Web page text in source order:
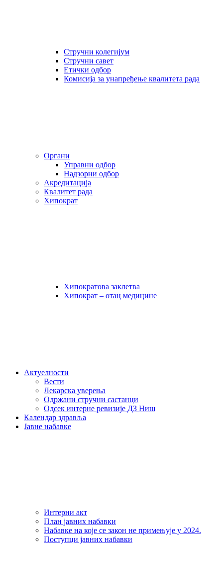
Стручни колегијум
Стручни савет
Етички одбор
Комисија за унапређење квалитета рада
Органи
Управни одбор
Надзорни одбор
Акредитација
Квалитет рада
Хипократ
Хипократова заклетва
Хипократ – отац медицине
Актуелности
Вести
Лекарска уверења
Одржани стручни састанци
Одсек интерне ревизије ДЗ Ниш
Календар здравља
Јавне набавке
Интерни акт
План јавних набавки
Набавке на које се закон не примењује у 2024.
Поступци јавних набавки